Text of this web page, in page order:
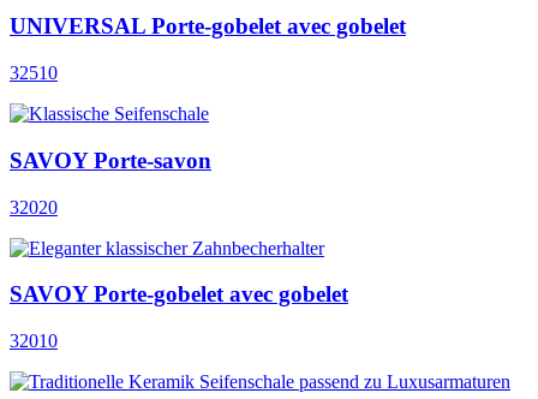
UNIVERSAL Porte-gobelet avec gobelet
32510
SAVOY Porte-savon
32020
SAVOY Porte-gobelet avec gobelet
32010